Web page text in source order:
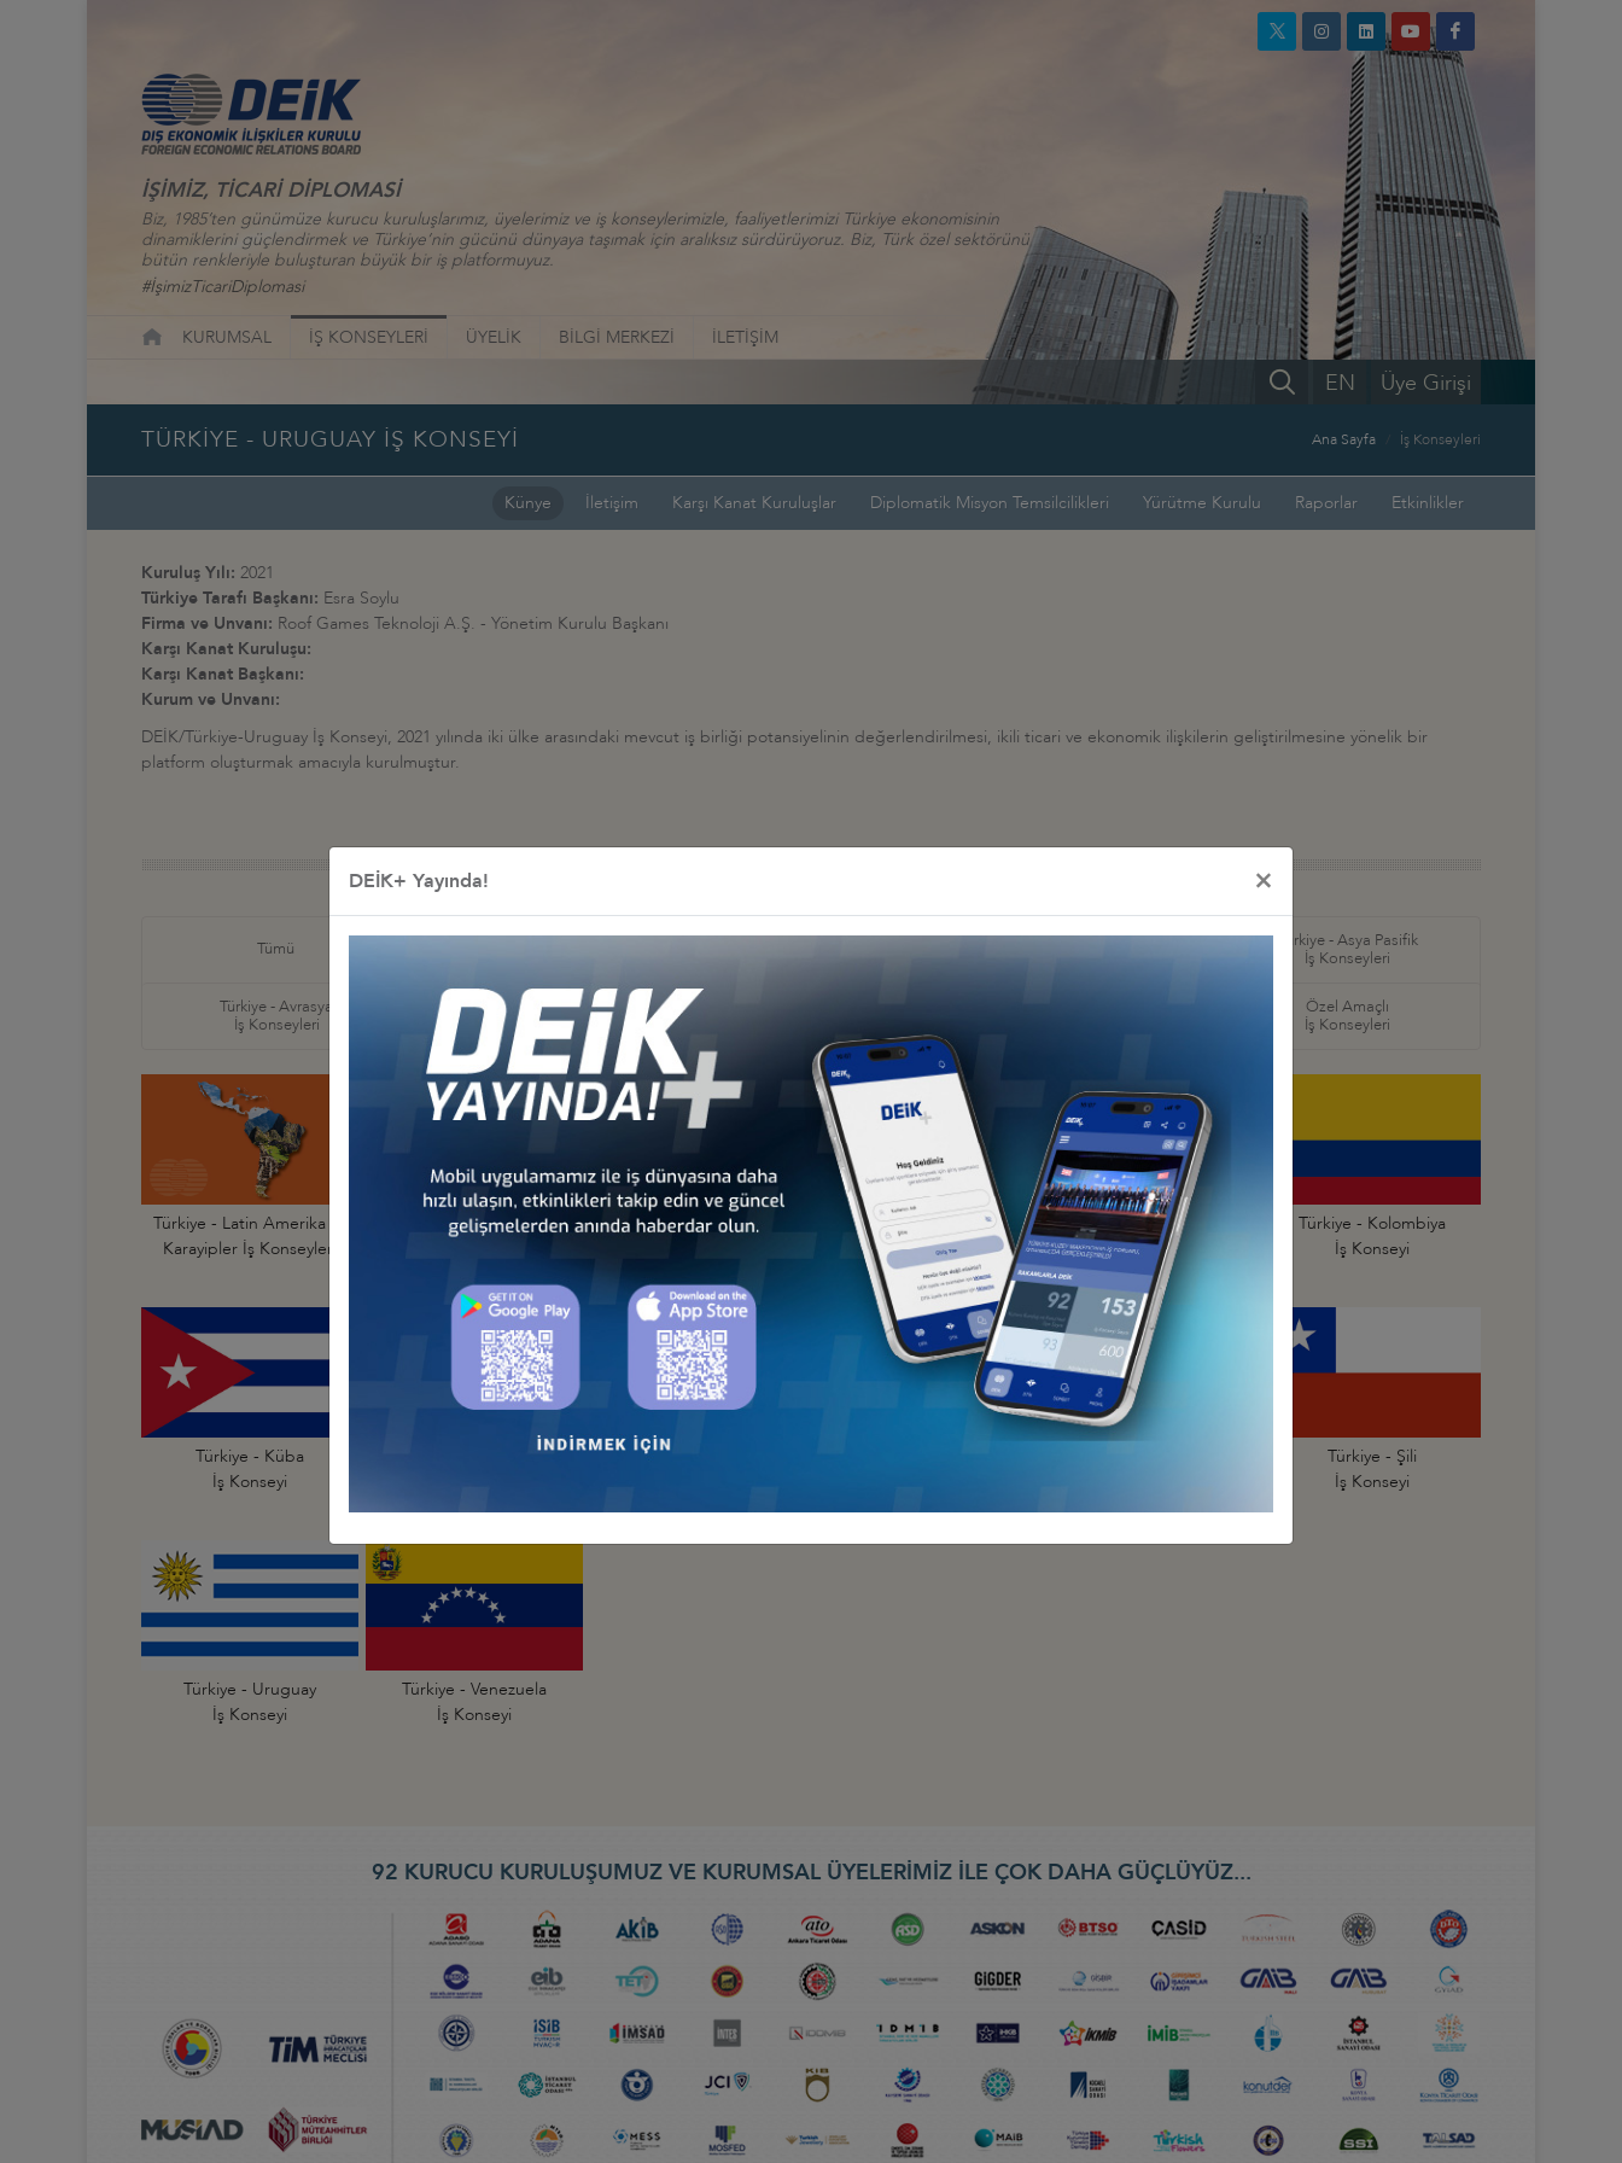
İŞİMİZ, TİCARİ DİPLOMASİ
Biz, 1985’ten günümüze kurucu kuruluşlarımız, üyelerimiz ve iş konseylerimizle, faaliyetlerimizi Türkiye ekonomisinin
dinamiklerini güçlendirmek ve Türkiye’nin gücünü dünyaya taşımak için aralıksız sürdürüyoruz. Biz, Türk özel sektörünü
bütün renkleriyle buluşturan büyük bir iş platformuyuz.
#İşimizTicariDiplomasi
KURUMSAL İŞ KONSEYLERİ ÜYELİK BİLGİ MERKEZİ İLETİŞİM
Üye Girişi
EN
TÜRKİYE - URUGUAY İŞ KONSEYİ Ana Sayfa İş Konseyleri
Künye İletişim Karşı Kanat Kuruluşlar Diplomatik Misyon Temsilcilikleri Yürütme Kurulu Raporlar Etkinlikler
Kuruluş Yılı: 2021
Türkiye Tarafı Başkanı: Esra Soylu
Firma ve Unvanı: Roof Games Teknoloji A.Ş. - Yönetim Kurulu Başkanı
Karşı Kanat Kuruluşu:
Karşı Kanat Başkanı:
Kurum ve Unvanı:
DEİK/Türkiye-Uruguay İş Konseyi, 2021 yılında iki ülke arasındaki mevcut iş birliği potansiyelinin değerlendirilmesi, ikili ticari ve ekonomik ilişkilerin geliştirilmesine yönelik bir
platform oluşturmak amacıyla kurulmuştur.
Tümü
Türkiye - Afrika
Türkiye - Kuzey Amerika
Türkiye - Latin Amerika ve
Karayipler İş Konseyleri
Türkiye - Asya Pasifik
İş Konseyleri
Türkiye - Avrasya
İş Konseyleri
Türkiye - Avrupa
İş Konseyleri
Özel Amaçlı
İş Konseyleri
Türkiye - Latin Amerika ve
Karayipler İş Konseyleri
Türkiye - Arjantin
Türkiye - Bolivya
Türkiye - Brezilya
İş Konseyi
Türkiye - Ekvador
İş Konseyi
Türkiye - Kolombiya
İş Konseyi
Türkiye - Küba
İş Konseyi
Türkiye - Meksika
Türkiye - Orta Amerika ve
Türkiye - Şili
İş Konseyi
Türkiye - Uruguay
İş Konseyi
Türkiye - Venezuela
İş Konseyi
92 KURUCU KURULUŞUMUZ VE KURUMSAL ÜYELERİMİZ İLE ÇOK DAHA GÜÇLÜYÜZ...
DEİK+ Yayında! ×